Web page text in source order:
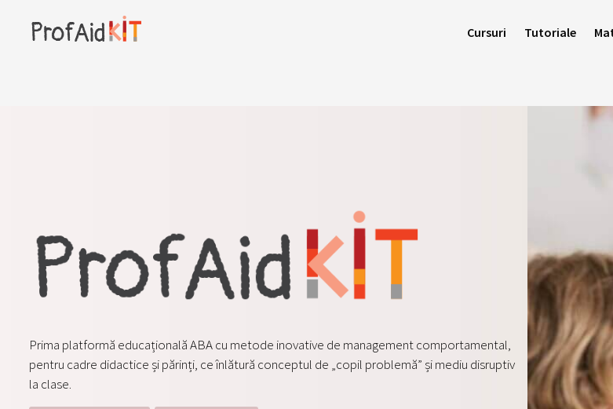
Cursuri Tutoriale
Prima platformă educațională ABA cu metode inovative de management comportamental,
pentru cadre didactice și părinți, ce înlătură conceptul de „copil problemă” și mediu disruptiv
la clase.